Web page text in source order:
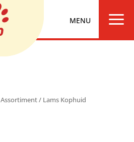
a
Assortiment/ Lams Kophuid